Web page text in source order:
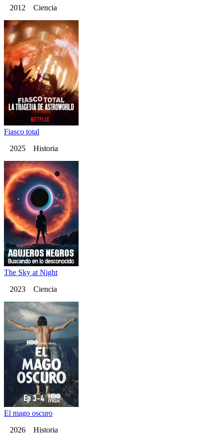
2012 Ciencia
Fiasco total
2025 Historia
The Sky at Night
2023 Ciencia
El mago oscuro
2026 Historia